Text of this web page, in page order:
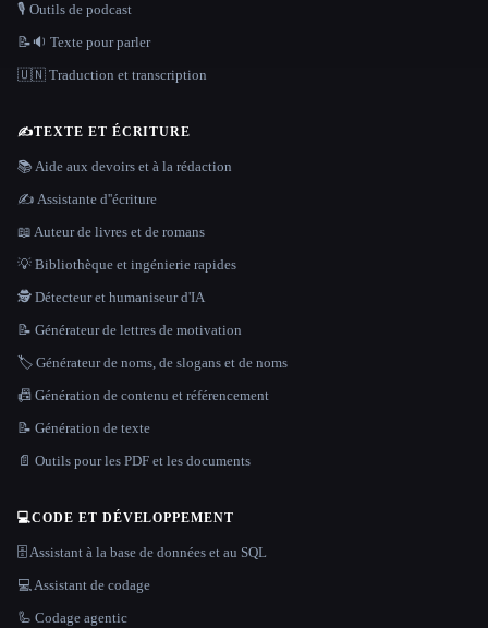
🎙️ Outils de podcast
📝🔉 Texte pour parler
🇺🇳 Traduction et transcription
✍️TEXTE ET ÉCRITURE
📚 Aide aux devoirs et à la rédaction
✍️ Assistante d''écriture
📖 Auteur de livres et de romans
💡 Bibliothèque et ingénierie rapides
🕵️ Détecteur et humaniseur d'IA
📝 Générateur de lettres de motivation
🏷️ Générateur de noms, de slogans et de noms
📠 Génération de contenu et référencement
📝 Génération de texte
📄 Outils pour les PDF et les documents
💻CODE ET DÉVELOPPEMENT
🗄️ Assistant à la base de données et au SQL
💻 Assistant de codage
🦾 Codage agentic